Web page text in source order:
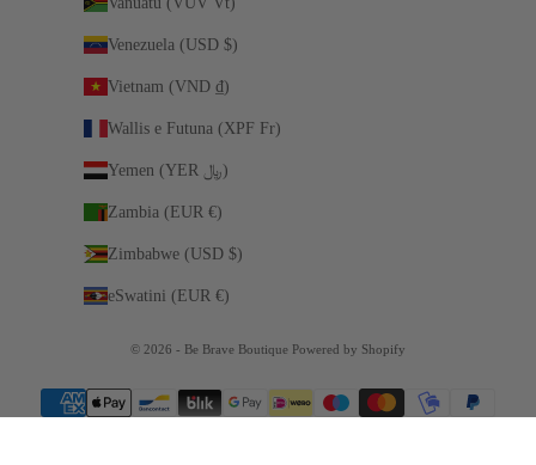
Venezuela (USD $)
Vietnam (VND ₫)
Wallis e Futuna (XPF Fr)
Yemen (YER ﷼)
Zambia (EUR €)
Zimbabwe (USD $)
eSwatini (EUR €)
© 2026 - Be Brave Boutique Powered by Shopify